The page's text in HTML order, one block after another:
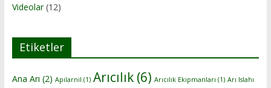
Videolar(12)
Etiketler
Ana Arı (2) Apilarnil (1) Arıcılık(6) Arıcılık Ekipmanları (1) Arı Islahı